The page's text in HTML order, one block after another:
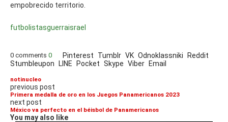
empobrecido territorio.
futbolistasguerraisrael
0 comments 0 Pinterest Tumblr VK Odnoklassniki Reddit
Stumbleupon LINE Pocket Skype Viber Email
notinucleo
previous post
Primera medalla de oro en los Juegos Panamericanos 2023
next post
México va perfecto en el béisbol de Panamericanos
You may also like